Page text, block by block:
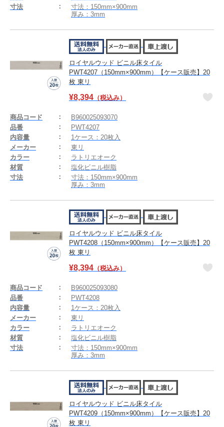
寸法
寸法：150mm×900mm
厚み：3mm
ロイヤルウッド ビニル床タイル
PWT4207（150mm×900mm）【ケース販売】20
枚 東リ
¥8,394 （税込み）
商品コード
B960025093070
品番
PWT4207
内容量
1ケース：20枚入
メーカー
東リ
カラー
ラトリエオーク
材質
塩化ビニル樹脂
寸法
寸法：150mm×900mm
厚み：3mm
ロイヤルウッド ビニル床タイル
PWT4208（150mm×900mm）【ケース販売】20
枚 東リ
¥8,394 （税込み）
商品コード
B960025093080
品番
PWT4208
内容量
1ケース：20枚入
メーカー
東リ
カラー
ラトリエオーク
材質
塩化ビニル樹脂
寸法
寸法：150mm×900mm
厚み：3mm
ロイヤルウッド ビニル床タイル
PWT4209（150mm×900mm）【ケース販売】20
枚 東リ